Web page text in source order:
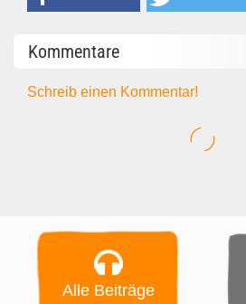
Kommentare
Schreib einen Kommentar!
Alle Beiträge